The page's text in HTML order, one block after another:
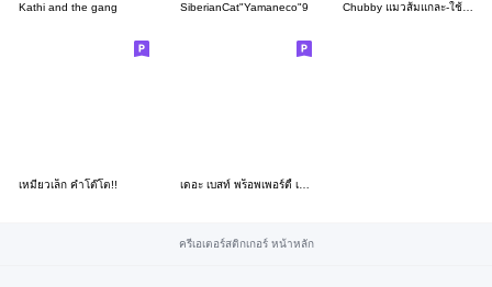
Kathi and the gang SiberianCat"Yamaneco"9 Chubby แมวส้มแกละ-ใช้ชีวิตให้ดีเหมือนปาก
เหมียวเล็ก คำโต๊โต!!
ครีเอเตอร์สติกเกอร์ หน้าหลัก